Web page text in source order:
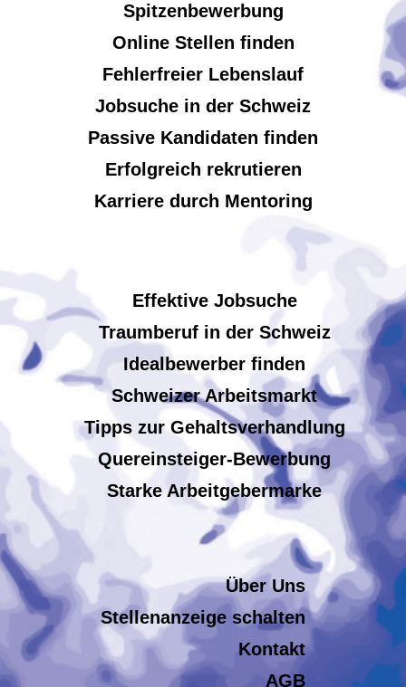
Spitzenbewerbung
Online Stellen finden
Fehlerfreier Lebenslauf
Jobsuche in der Schweiz
Passive Kandidaten finden
Erfolgreich rekrutieren
Karriere durch Mentoring
Effektive Jobsuche
Traumberuf in der Schweiz
Idealbewerber finden
Schweizer Arbeitsmarkt
Tipps zur Gehaltsverhandlung
Quereinsteiger-Bewerbung
Starke Arbeitgebermarke
Über Uns
Stellenanzeige schalten
Kontakt
AGB